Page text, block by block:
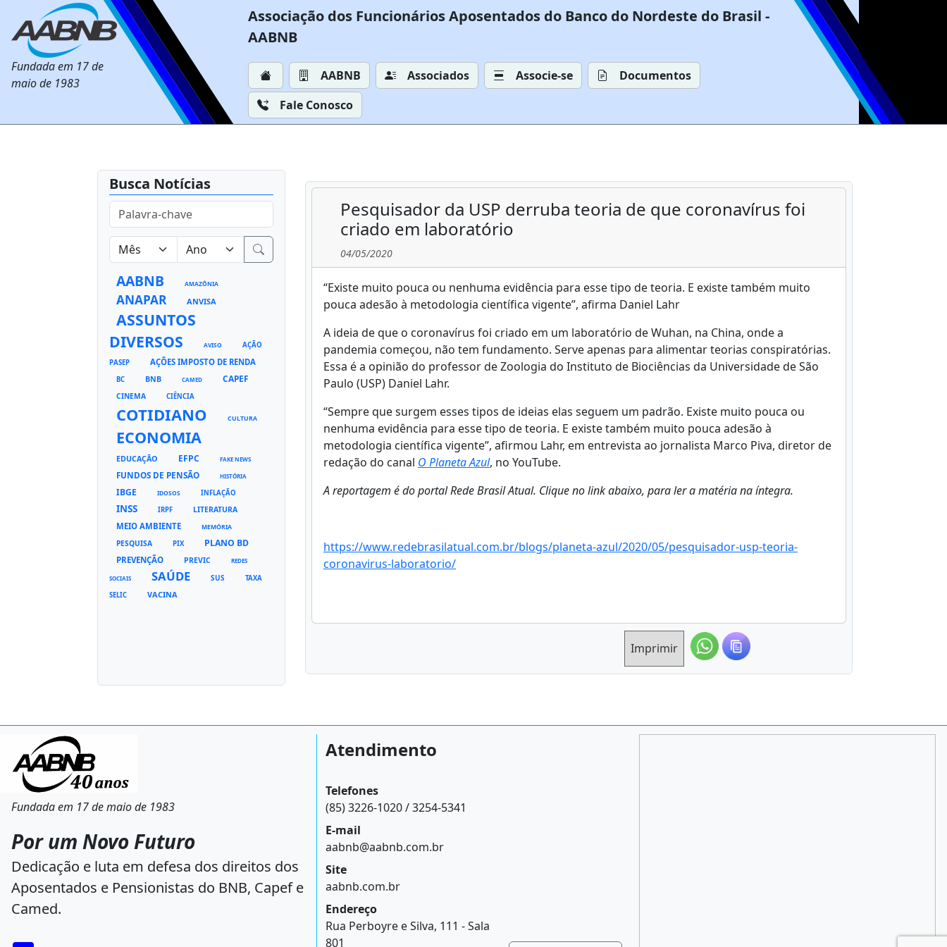
Fundada em 17 de
maio de 1983
Associação dos Funcionários Aposentados do Banco do Nordeste do Brasil -
AABNB
AABNB Associados Associe-se
Documentos
Fale Conosco
Busca Notícias
AABNB AMAZÔNIA
ANAPAR ANVISA
ASSUNTOS
DIVERSOS
AVISO
AÇÃO
PASEP
AÇÕES IMPOSTO DE RENDA
BC BNB CAMED CAPEF
CINEMA CIÊNCIA
COTIDIANO CULTURA
ECONOMIA
EDUCAÇÃO EFPC FAKE NEWS
FUNDOS DE PENSÃO HISTÓRIA
IBGE IDOSOS INFLAÇÃO
INSS IRPF LITERATURA
MEIO AMBIENTE MEMÓRIA
PESQUISA PIX PLANO BD
PREVENÇÃO PREVIC REDES
SOCIAIS SAÚDE SUS
TAXA
SELIC
VACINA
Pesquisador da USP derruba teoria de que coronavírus foi
criado em laboratório
04/05/2020
“Existe muito pouca ou nenhuma evidência para esse tipo de teoria. E existe também muito
pouca adesão à metodologia científica vigente”, afirma Daniel Lahr
A ideia de que o coronavírus foi criado em um laboratório de Wuhan, na China, onde a
pandemia começou, não tem fundamento. Serve apenas para alimentar teorias conspiratórias.
Essa é a opinião do professor de Zoologia do Instituto de Biociências da Universidade de São
Paulo (USP) Daniel Lahr.
“Sempre que surgem esses tipos de ideias elas seguem um padrão. Existe muito pouca ou
nenhuma evidência para esse tipo de teoria. E existe também muito pouca adesão à
metodologia científica vigente”, afirmou Lahr, em entrevista ao jornalista Marco Piva, diretor de
redação do canal O Planeta Azul, no YouTube.
A reportagem é do portal Rede Brasil Atual. Clique no link abaixo, para ler a matéria na íntegra.
https://www.redebrasilatual.com.br/blogs/planeta-azul/2020/05/pesquisador-usp-teoria-
coronavirus-laboratorio/
Imprimir
Fundada em 17 de maio de 1983
Por um Novo Futuro
Dedicação e luta em defesa dos direitos dos
Aposentados e Pensionistas do BNB, Capef e
Camed.
Atendimento
Telefones
(85) 3226-1020 / 3254-5341
E-mail
aabnb@aabnb.com.br
Site
aabnb.com.br
Endereço
Rua Perboyre e Silva, 111 - Sala
801